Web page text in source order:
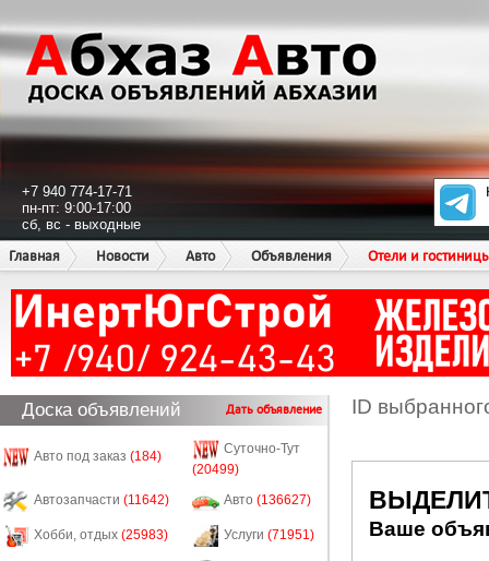
+7 940 774-17-71
пн-пт: 9:00-17:00
сб, вс - выходные
Главная
Новости Авто Объявления Отели и
Доска объявлений Дать объявление
Авто под заказ (184)
Суточно-Тут
(20499)
Автозапчасти (11642) Авто (136627)
Хобби, отдых (25983) Услуги (71951)
ID
Ваше